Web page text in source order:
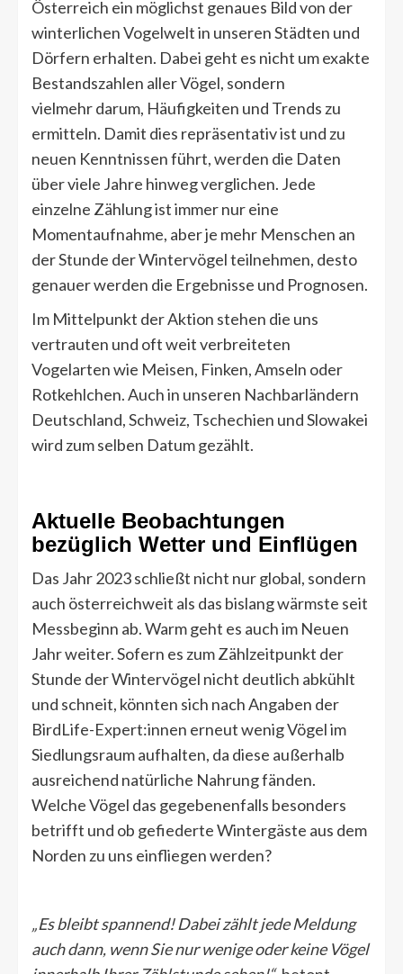
Österreich ein möglichst genaues Bild von der
winterlichen Vogelwelt in unseren Städten und
Dörfern erhalten. Dabei geht es nicht um exakte
Bestandszahlen aller Vögel, sondern
vielmehr darum, Häufigkeiten und Trends zu
ermitteln. Damit dies repräsentativ ist und zu
neuen Kenntnissen führt, werden die Daten
über viele Jahre hinweg verglichen. Jede
einzelne Zählung ist immer nur eine
Momentaufnahme, aber je mehr Menschen an
der Stunde der Wintervögel teilnehmen, desto
genauer werden die Ergebnisse und Prognosen.
Im Mittelpunkt der Aktion stehen die uns
vertrauten und oft weit verbreiteten
Vogelarten wie Meisen, Finken, Amseln oder
Rotkehlchen. Auch in unseren Nachbarländern
Deutschland, Schweiz, Tschechien und Slowakei
wird zum selben Datum gezählt.
Aktuelle Beobachtungen
bezüglich Wetter und Einflügen
Das Jahr 2023 schließt nicht nur global, sondern
auch österreichweit als das bislang wärmste seit
Messbeginn ab. Warm geht es auch im Neuen
Jahr weiter. Sofern es zum Zählzeitpunkt der
Stunde der Wintervögel nicht deutlich abkühlt
und schneit, könnten sich nach Angaben der
BirdLife-Expert:innen erneut wenig Vögel im
Siedlungsraum aufhalten, da diese außerhalb
ausreichend natürliche Nahrung fänden.
Welche Vögel das gegebenenfalls besonders
betrifft und ob gefiederte Wintergäste aus dem
Norden zu uns einfliegen werden?
„Es bleibt spannend! Dabei zählt jede Meldung
auch dann, wenn Sie nur wenige oder keine Vögel